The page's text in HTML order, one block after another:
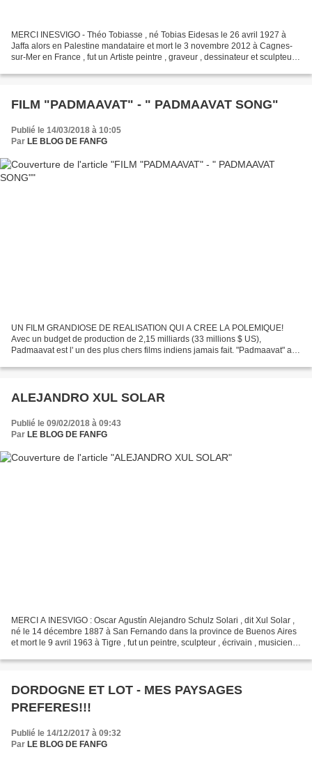
MERCI INESVIGO - Théo Tobiasse , né Tobias Eidesas le 26 avril 1927 à
Jaffa alors en Palestine mandataire et mort le 3 novembre 2012 à Cagnes-
sur-Mer en France , fut un Artiste peintre , graveur , dessinateur et sculpteur
FILM "PADMAAVAT" - " PADMAAVAT SONG"
Publié le 14/03/2018 à 10:05
Par LE BLOG DE FANFG
UN FILM GRANDIOSE DE REALISATION QUI A CREE LA POLEMIQUE!
Avec un budget de production de 2,15 milliards (33 millions $ US),
Padmaavat est l' un des plus chers films indiens jamais fait. "Padmaavat" a
ALEJANDRO XUL SOLAR
Publié le 09/02/2018 à 09:43
Par LE BLOG DE FANFG
MERCI A INESVIGO : Oscar Agustín Alejandro Schulz Solari , dit Xul Solar ,
né le 14 décembre 1887 à San Fernando dans la province de Buenos Aires
et mort le 9 avril 1963 à Tigre , fut un peintre, sculpteur , écrivain , musicien,
DORDOGNE ET LOT - MES PAYSAGES
PREFERES!!!
Publié le 14/12/2017 à 09:32
Par LE BLOG DE FANFG